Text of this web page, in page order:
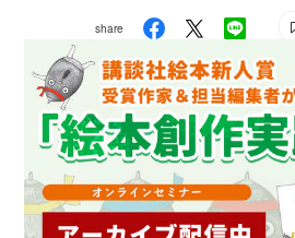
（福音館書店）『くんくん、いい
社）『みんなのいえ』（文溪堂）ほ
share